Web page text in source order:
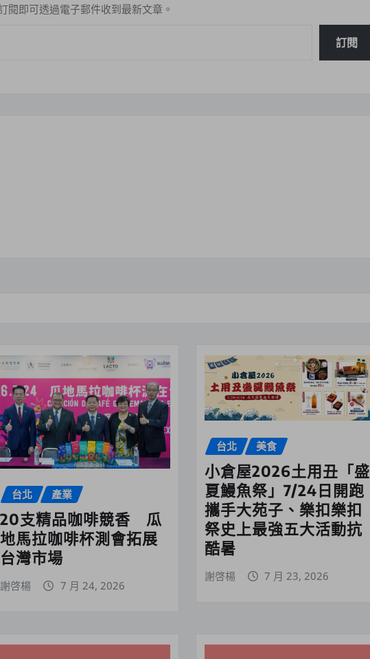
閱即可透過電子郵件收到最新文章。
訂閱
台北 產業
20支精品咖啡競香 瓜
地馬拉咖啡杯測會拓展
台灣市場
謝啓楊 7 月 24, 2026
台北 美食
小倉屋2026土用丑「盛
夏鰻魚祭」7/24日開跑
攜手大苑子、樂扣樂扣
祭史上最強五大活動抗
酷暑
謝啓楊 7 月 23, 2026